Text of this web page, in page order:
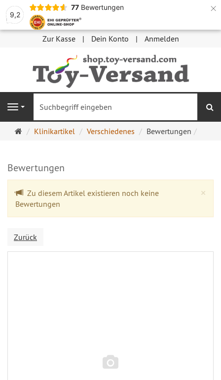
9,2
77 Bewertungen ×
Zur Kasse Dein Konto Anmelden
Navigation
Startseite
Klinikartikel Verschiedenes Bewertungen
Bewertungen
×
Zu diesem Artikel existieren noch keine
Bewertungen
Zurück